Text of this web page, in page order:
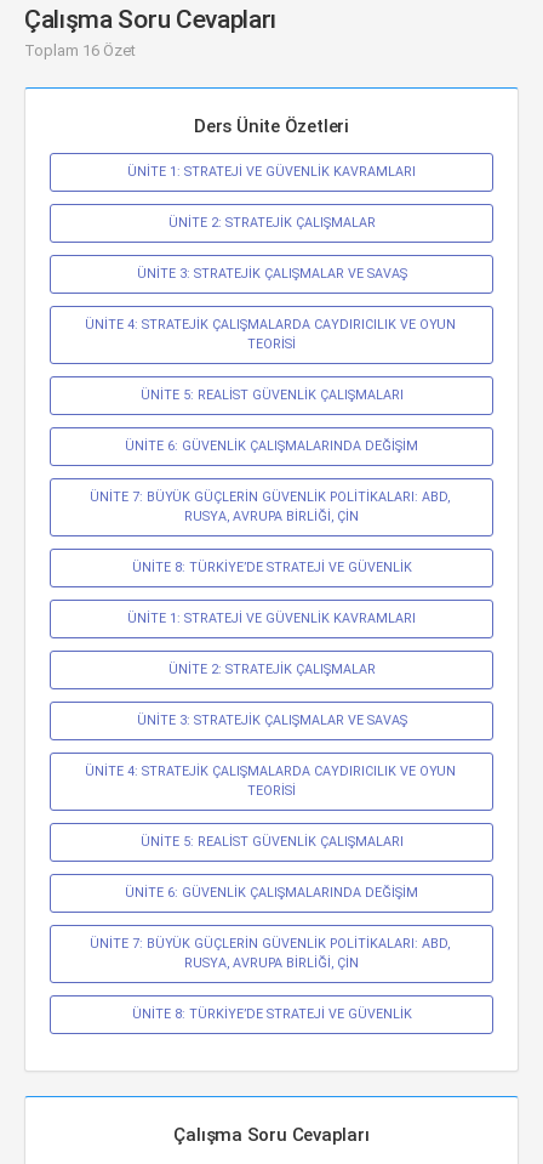
Çalışma Soru Cevapları
Toplam 16 Özet
Ders Ünite Özetleri
ÜNİTE 1: STRATEJİ VE GÜVENLİK KAVRAMLARI
ÜNİTE 2: STRATEJİK ÇALIŞMALAR
ÜNİTE 3: STRATEJİK ÇALIŞMALAR VE SAVAŞ
ÜNİTE 4: STRATEJİK ÇALIŞMALARDA CAYDIRICILIK VE OYUN
TEORİSİ
ÜNİTE 5: REALİST GÜVENLİK ÇALIŞMALARI
ÜNİTE 6: GÜVENLİK ÇALIŞMALARINDA DEĞİŞİM
ÜNİTE 7: BÜYÜK GÜÇLERİN GÜVENLİK POLİTİKALARI: ABD,
RUSYA, AVRUPA BİRLİĞİ, ÇİN
ÜNİTE 8: TÜRKİYE’DE STRATEJİ VE GÜVENLİK
ÜNİTE 1: STRATEJİ VE GÜVENLİK KAVRAMLARI
ÜNİTE 2: STRATEJİK ÇALIŞMALAR
ÜNİTE 3: STRATEJİK ÇALIŞMALAR VE SAVAŞ
ÜNİTE 4: STRATEJİK ÇALIŞMALARDA CAYDIRICILIK VE OYUN
TEORİSİ
ÜNİTE 5: REALİST GÜVENLİK ÇALIŞMALARI
ÜNİTE 6: GÜVENLİK ÇALIŞMALARINDA DEĞİŞİM
ÜNİTE 7: BÜYÜK GÜÇLERİN GÜVENLİK POLİTİKALARI: ABD,
RUSYA, AVRUPA BİRLİĞİ, ÇİN
ÜNİTE 8: TÜRKİYE’DE STRATEJİ VE GÜVENLİK
Çalışma Soru Cevapları